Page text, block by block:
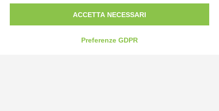
Tel:0172-478161
Fax: 0172-487399ACCETTA NECESSARI
Preferenze GDPR